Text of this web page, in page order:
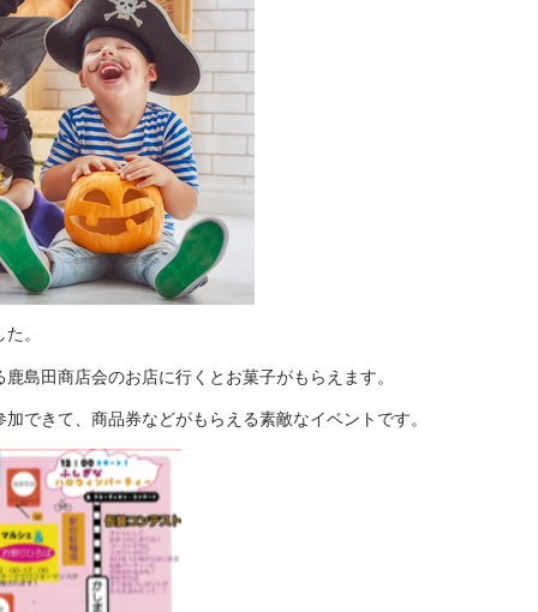
。
島田商店会のお店に行くとお菓子がもらえます。
できて、商品券などがもらえる素敵なイベントです。